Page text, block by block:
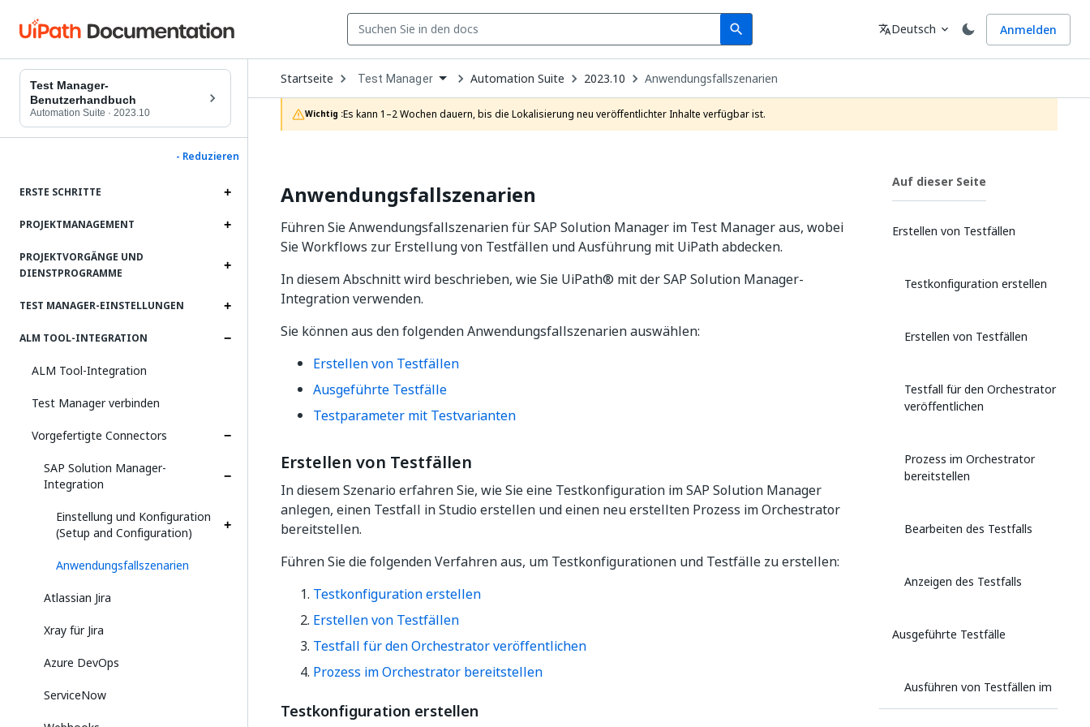
search
Search Sprache
translateDeutsch expand_more Anmelden
Test Manager-
Benutzerhandbuch
Automation Suite · 2023.10
- Reduzieren
ERSTE SCHRITTE
PROJEKTMANAGEMENT
PROJEKTVORGÄNGE UND
DIENSTPROGRAMME
TEST MANAGER-EINSTELLUNGEN
ALM TOOL-INTEGRATION
ALM Tool-Integration
Test Manager verbinden
Vorgefertigte Connectors
SAP Solution Manager-
Integration
Einstellung und Konfiguration
(Setup and Configuration)
Anwendungsfallszenarien
Atlassian Jira
Xray für Jira
Azure DevOps
ServiceNow
Startseite Open
Dropdown
to
choose
product
Test Manager Automation Suite 2023.10 Anwendungsfallszenarien
Wichtig :Es kann 1–2 Wochen dauern, bis die Lokalisierung neu veröffentlichter Inhalte verfügbar ist.
Anwendungsfallszenarien
Führen Sie Anwendungsfallszenarien für SAP Solution Manager im Test Manager aus, wobei
Sie Workflows zur Erstellung von Testfällen und Ausführung mit UiPath abdecken.
In diesem Abschnitt wird beschrieben, wie Sie UiPath® mit der SAP Solution Manager-
Integration verwenden.
Sie können aus den folgenden Anwendungsfallszenarien auswählen:
Erstellen von Testfällen
Ausgeführte Testfälle
Testparameter mit Testvarianten
Erstellen von Testfällen
In diesem Szenario erfahren Sie, wie Sie eine Testkonfiguration im SAP Solution Manager
anlegen, einen Testfall in Studio erstellen und einen neu erstellten Prozess im Orchestrator
bereitstellen.
Führen Sie die folgenden Verfahren aus, um Testkonfigurationen und Testfälle zu erstellen:
Testkonfiguration erstellen
Erstellen von Testfällen
Testfall für den Orchestrator veröffentlichen
Prozess im Orchestrator bereitstellen
Testkonfiguration erstellen
Auf dieser Seite
Erstellen von Testfällen
Testkonfiguration erstellen
Erstellen von Testfällen
Testfall für den Orchestrator
veröffentlichen
Prozess im Orchestrator
bereitstellen
Bearbeiten des Testfalls
Anzeigen des Testfalls
Ausgeführte Testfälle
Ausführen von Testfällen im